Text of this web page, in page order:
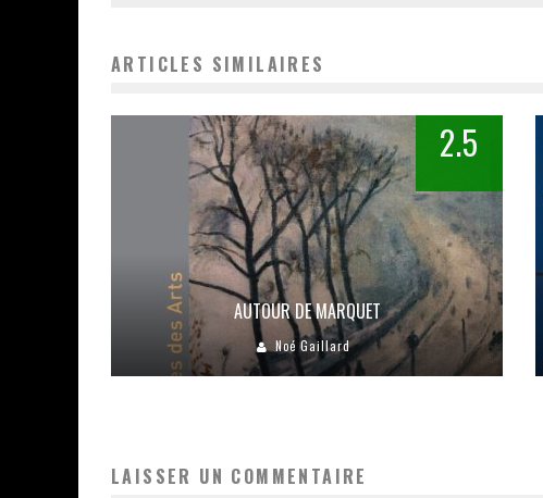
ARTICLES SIMILAIRES
2.5
AUTOUR DE MARQUET
Noé Gaillard
LAISSER UN COMMENTAIRE